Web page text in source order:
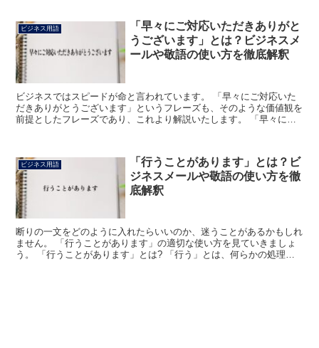
ビジネス用語
「早々にご対応いただきありがと
うございます」とは？ビジネスメ
ールや敬語の使い方を徹底解釈
ビジネスではスピードが命と言われています。 「早々にご対応いた
だきありがとうございます」というフレーズも、そのような価値観を
前提としたフレーズであり、これより解説いたします。 「早々にご
ビジネス用語
「行うことがあります」とは？ビ
ジネスメールや敬語の使い方を徹
底解釈
断りの一文をどのように入れたらいいのか、迷うことがあるかもしれ
ません。 「行うことがあります」の適切な使い方を見ていきましょ
う。 「行うことがあります」とは? 「行う」とは、何らかの処理を